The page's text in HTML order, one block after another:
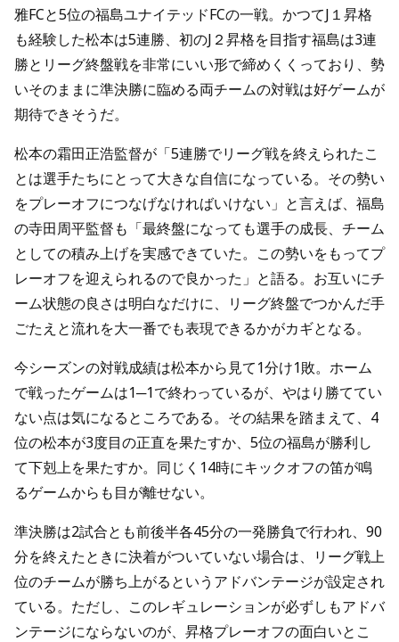
雅FCと5位の福島ユナイテッドFCの一戦。かつてJ１昇格
も経験した松本は5連勝、初のJ２昇格を目指す福島は3連
勝とリーグ終盤戦を非常にいい形で締めくくっており、勢
いそのままに準決勝に臨める両チームの対戦は好ゲームが
期待できそうだ。
松本の霜田正浩監督が「5連勝でリーグ戦を終えられたこ
とは選手たちにとって大きな自信になっている。その勢い
をプレーオフにつなげなければいけない」と言えば、福島
の寺田周平監督も「最終盤になっても選手の成長、チーム
としての積み上げを実感できていた。この勢いをもってプ
レーオフを迎えられるので良かった」と語る。お互いにチ
ーム状態の良さは明白なだけに、リーグ終盤でつかんだ手
ごたえと流れを大一番でも表現できるかがカギとなる。
今シーズンの対戦成績は松本から見て1分け1敗。ホーム
で戦ったゲームは1─1で終わっているが、やはり勝ててい
ない点は気になるところである。その結果を踏まえて、4
位の松本が3度目の正直を果たすか、5位の福島が勝利し
て下剋上を果たすか。同じく14時にキックオフの笛が鳴
るゲームからも目が離せない。
準決勝は2試合とも前後半各45分の一発勝負で行われ、90
分を終えたときに決着がついていない場合は、リーグ戦上
位のチームが勝ち上がるというアドバンテージが設定され
ている。ただし、このレギュレーションが必ずしもアドバ
ンテージにならないのが、昇格プレーオフの面白いとこ